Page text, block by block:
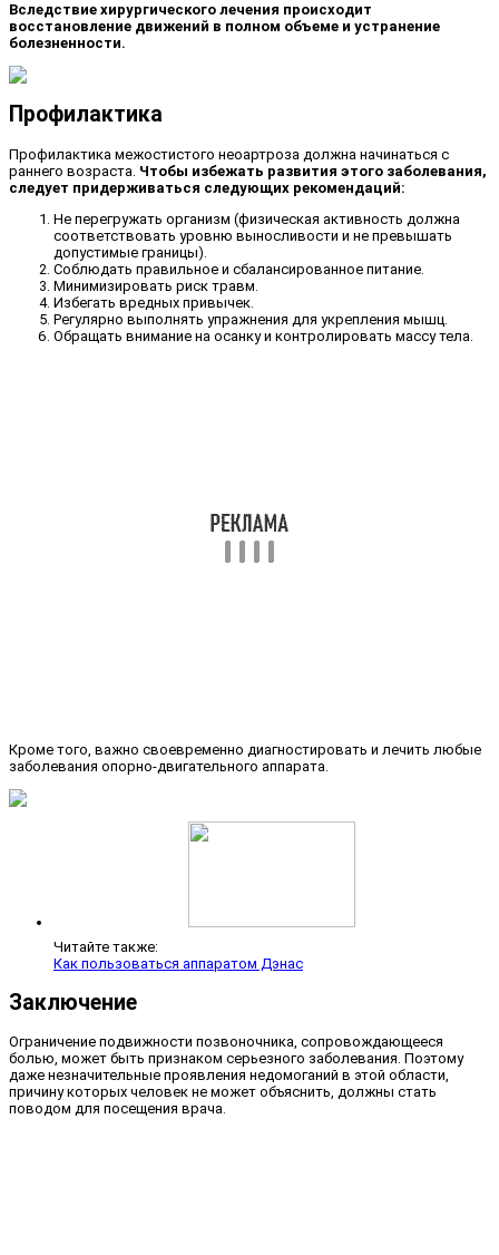
Вследствие хирургического лечения происходит
восстановление движений в полном объеме и устранение
болезненности.
Профилактика
Профилактика межостистого неоартроза должна начинаться с
раннего возраста. Чтобы избежать развития этого заболевания,
следует придерживаться следующих рекомендаций:
Не перегружать организм (физическая активность должна
соответствовать уровню выносливости и не превышать
допустимые границы).
Соблюдать правильное и сбалансированное питание.
Минимизировать риск травм.
Избегать вредных привычек.
Регулярно выполнять упражнения для укрепления мышц.
Обращать внимание на осанку и контролировать массу тела.
Кроме того, важно своевременно диагностировать и лечить любые
заболевания опорно-двигательного аппарата.
Читайте также:
Как пользоваться аппаратом Дэнас
Заключение
Ограничение подвижности позвоночника, сопровождающееся
болью, может быть признаком серьезного заболевания. Поэтому
даже незначительные проявления недомоганий в этой области,
причину которых человек не может объяснить, должны стать
поводом для посещения врача.